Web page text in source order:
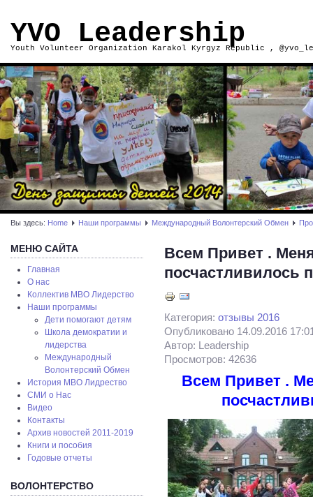
YVO Leadership
Youth Volunteer Organization Karakol Kyrgyz Republic ,
Вы здесь: Home Наши программы Международный Волонтерский Обмен
МЕНЮ САЙТА
Главная
О нас
Коллектив МВО Лидерство
Наши программы
Дети помогают детям
Школа демократии и
лидерства
Международный
Волонтерский Обмен
История МВО Лидрество
СМИ о Нас
Видео
Контакты
Архив новостей 2011-2019
Книги и пособия
Годовые отчеты
ВОЛОНТЕРСТВО
Всем Привет .
посчастливилось
Категория: отзывы 2016
Опубликовано 14.09.2016
Автор: Leadership
Просмотров: 42636
Всем Привет .